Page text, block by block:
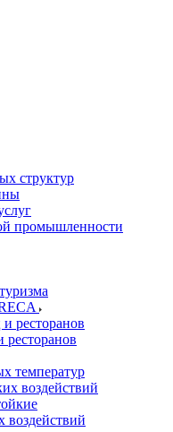
структур
промышленности
ресторанов
ресторанов
температур
воздействий
воздействий